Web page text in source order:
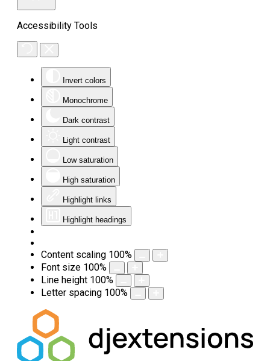
Accessibility Tools
Invert colors
Monochrome
Dark contrast
Light contrast
Low saturation
High saturation
Highlight links
Highlight headings
Content scaling 100%
Font size 100%
Line height 100%
Letter spacing 100%